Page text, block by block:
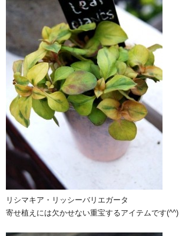
リシマキア・リッシーバリエガータ
寄せ植えには欠かせない重宝するアイテムです(^^)